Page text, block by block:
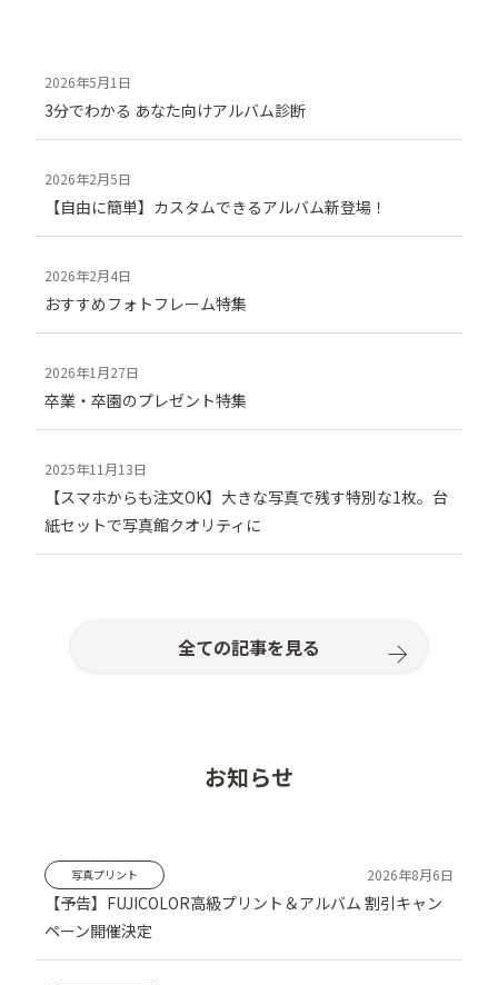
3分でわかる あなた向けアルバム診断
【自由に簡単】カスタムできるアルバム新登場！
おすすめフォトフレーム特集
卒業・卒園のプレゼント特集
【スマホからも注文OK】大きな写真で残す特別な1枚。台
紙セットで写真館クオリティに
全ての記事を見る
お知らせ
写真プリント
【予告】FUJICOLOR高級プリント＆アルバム 割引キャン
ペーン開催決定